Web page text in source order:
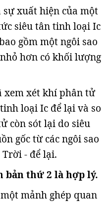
sự xuất hiện của một
siêu tân tinh loại Ic
gồm một ngôi sao
hơn có khối lượng
xem xét khí phân tử
loại Ic để lại và so
còn sót lại do siêu
gốc từ các ngôi sao
- để lại.
bản thứ 2 là hợp lý.
mảnh ghép quan